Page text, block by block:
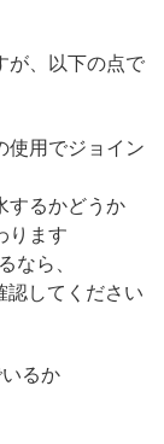
が、以下の点で
使用でジョイン
するかどうか
ります
なら、
認してください
るか